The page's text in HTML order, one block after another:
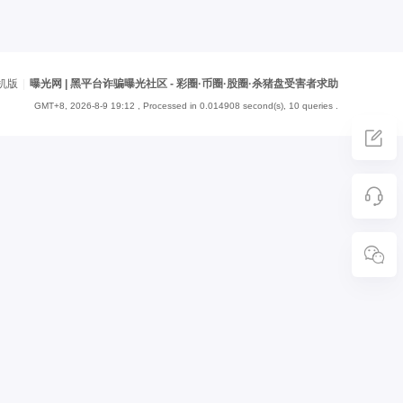
版 曝光网 | 黑平台诈骗曝光社区 - 彩圈·币圈·股圈·杀猪盘受害者求助
GMT+8, 2026-8-9 19:12 , Processed in 0.014908 second(s), 10 queries .